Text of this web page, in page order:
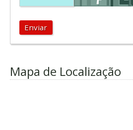
Enviar
Mapa de Localização